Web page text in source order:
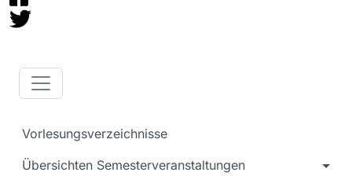
Vorlesungsverzeichnisse
Übersichten Semesterveranstaltungen